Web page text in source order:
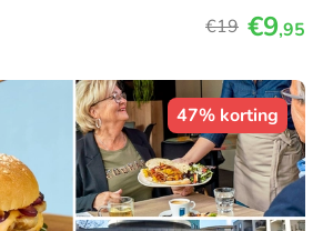
€19 €9,95
47% korting